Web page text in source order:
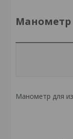
Манометр
Манометр для